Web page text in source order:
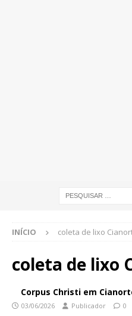
INÍCIO coleta de lixo
coleta de lixo
Corpus Christi em
03/06/2026 Publicador 0